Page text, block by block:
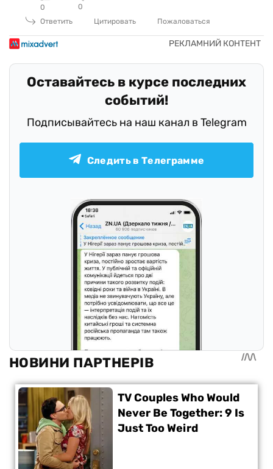
0
0
Ответить
Цитировать Пожаловаться
Оставайтесь в курсе последних
событий!
Подписывайтесь на наш канал в Telegram
Следить в Телеграмме